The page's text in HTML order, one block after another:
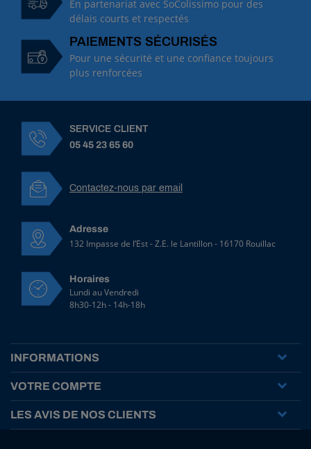
En partenariat avec SoColissimo pour des
délais courts et respectés
PAIEMENTS SÉCURISÉS
Pour une sécurité et une confiance toujours
plus renforcées
SERVICE CLIENT
05 45 23 65 60
Contactez-nous par email
Adresse
132 Impasse de l’Est - Z.E. le Lantillon - 16170 Rouillac
Horaires
Lundi au Vendredi
8h30-12h - 14h-18h
INFORMATIONS
VOTRE COMPTE
LES AVIS DE NOS CLIENTS